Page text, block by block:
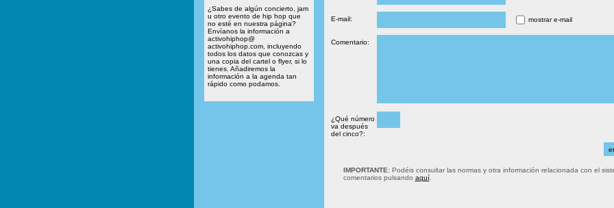
¿Sabes de algún concierto, jam
u otro evento de hip hop que
no esté en nuestra página?
Envíanos la información a
activohiphop@
activohiphop.com, incluyendo
todos los datos que conozcas y
una copia del cartel o flyer, si lo
tienes. Añadiremos la
información a la agenda tan
rápido como podamos.
E-mail: mostrar e-mail
Comentario:
¿Qué número
va después
del cinco?:
IMPORTANTE:Podéis consultar las normas y otra información relacionada con el
comentarios pulsando aquí.